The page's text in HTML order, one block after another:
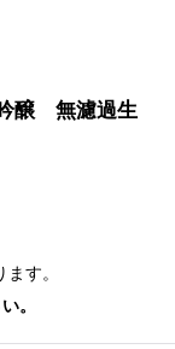
醸 無濾過生
す。
。